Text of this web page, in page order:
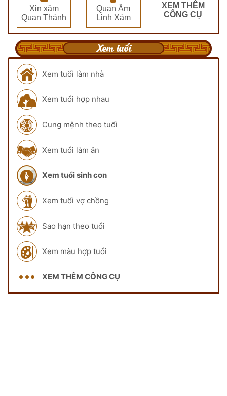
Xin xăm
Quan Thánh
Quan Âm
Linh Xám
XEM THÊM
CÔNG CỤ
Xem tuổi
Xem tuổi làm nhà
Xem tuổi hợp nhau
Cung mệnh theo tuổi
Xem tuổi làm ăn
Xem tuổi sinh con
Xem tuổi vợ chồng
Sao hạn theo tuổi
Xem màu hợp tuổi
XEM THÊM CÔNG CỤ